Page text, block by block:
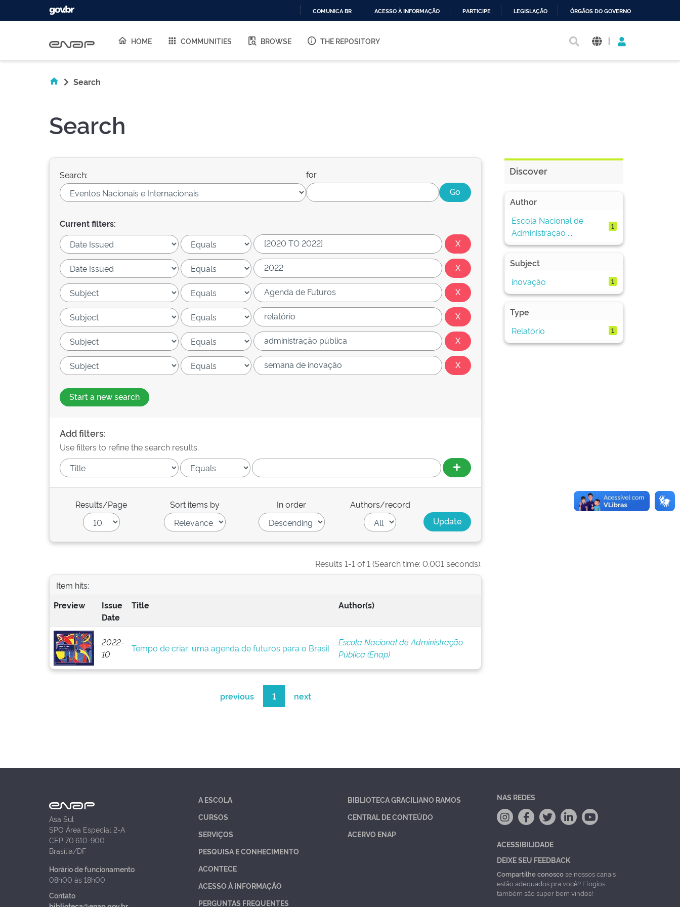
O
COMUNICA BR ACESSO À INFORMAÇÃO PARTICIPE LEGISLAÇÃO ÓRGÃOS DO GOVERNO
HOME COMMUNITIES BROWSE THE REPOSITORY |
Search
Search
Search: for
Current filters:
Start a new search
Add filters:
Use filters to refine the search results.
Results/Page Sort items by In order Authors/record
Results 1-1 of 1 (Search time: 0.001 seconds).
Item hits:
Preview
Issue
Date
Title Author(s)
2022-
10
Tempo de criar: uma agenda de futuros para o Brasil
Escola Nacional de Administração
Pública (Enap)
previous 1 next
Discover
Author
Escola Nacional de
Administração ...
1
Subject
inovação
1
Type
Relatório
1
Asa Sul
SPO Área Especial 2-A
CEP 70.610-900
Brasília/DF
Horário de funcionamento
08h00 às 18h00
Contato
A ESCOLA
CURSOS
SERVIÇOS
PESQUISA E CONHECIMENTO
ACONTECE
ACESSO À INFORMAÇÃO
PERGUNTAS FREQUENTES
BIBLIOTECA GRACILIANO RAMOS
CENTRAL DE CONTEÚDO
ACERVO ENAP
NAS REDES
ACESSIBILIDADE
DEIXE SEU FEEDBACK
Compartilhe conoscose nossos canais
estão adequados pra você? Elogios
também são super bem vindos!